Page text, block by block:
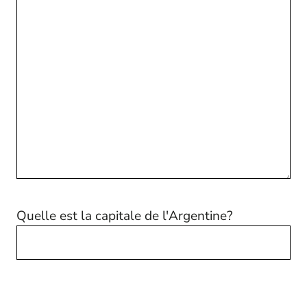
Quelle est la capitale de l'Argentine?